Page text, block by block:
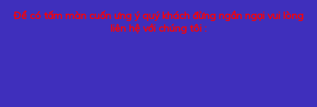
Để có tấm màn cuốn ưng ý quý khách đừng ngần ngại vui lòng
liên hệ với chúng tôi :